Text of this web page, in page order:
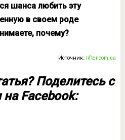
шанса любить эту
в своем роде
почему?
Источник: lifter.com.ua
Поделитесь с
Facebook: